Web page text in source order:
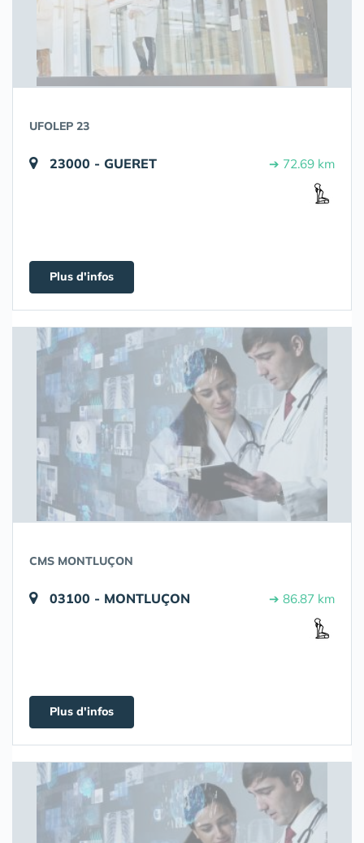
UFOLEP 23
23000 - GUERET ➔ 72.69 km
Plus d'infos
CMS MONTLUÇON
03100 - MONTLUÇON ➔ 86.87 km
Plus d'infos